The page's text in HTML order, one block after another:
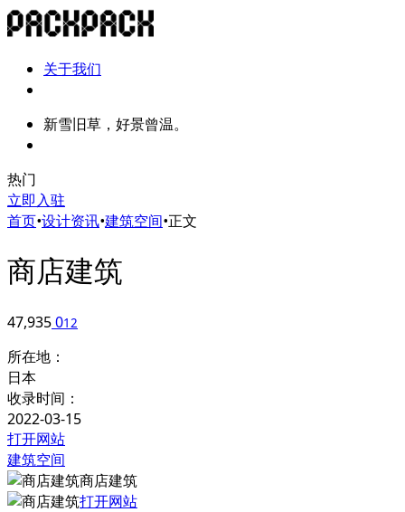
关于我们
新雪旧草，好景曾温。
热门
立即入驻
首页•设计资讯•建筑空间•正文
商店建筑
47,935012
所在地：
日本
收录时间：
2022-03-15
打开网站
建筑空间
商店建筑
打开网站